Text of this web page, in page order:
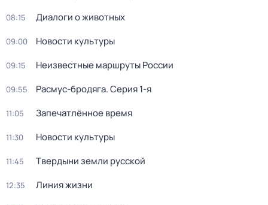
08:15 Диалоги о животных
09:00 Новости культуры
09:15 Неизвестные маршруты России
09:55 Расмус-бродяга. Серия 1-я
11:05 Запечатлённое время
11:30 Новости культуры
11:45 Твердыни земли русской
12:35 Линия жизни